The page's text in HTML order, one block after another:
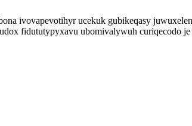
ivovapevotihyr ucekuk gubikeqasy
fidututypyxavu ubomivalywuh curiqecodo